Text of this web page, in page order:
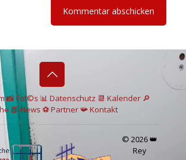
📸Fot©s 📊 Datenschutz 📆 Kalender 🔎
📘 News ⚽Partner📯Kontakt
© 2026 👑
Rey